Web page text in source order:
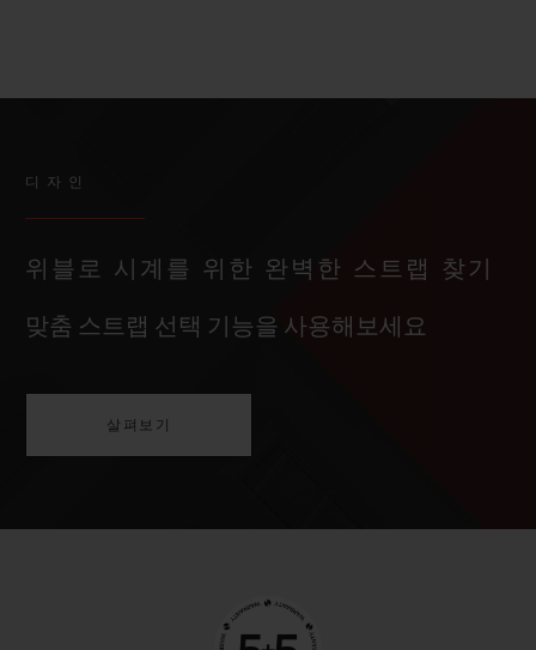
디자인
위블로 시계를 위한 완벽한 스트랩 찾기
맞춤 스트랩 선택 기능을 사용해보세요
살펴보기